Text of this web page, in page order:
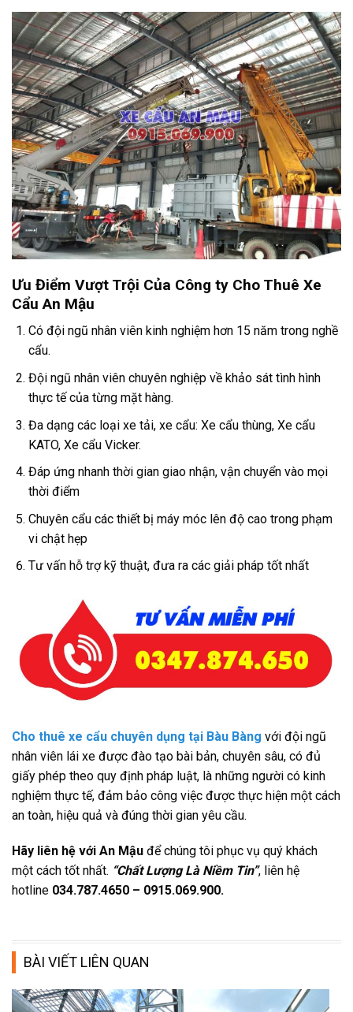
Ưu Điểm Vượt Trội Của Công ty Cho Thuê Xe
Cẩu An Mậu
Có đội ngũ nhân viên kinh nghiệm hơn 15 năm trong nghề
cẩu.
Đội ngũ nhân viên chuyên nghiệp về khảo sát tình hình
thực tế của từng mặt hàng.
Đa dạng các loại xe tải, xe cẩu: Xe cẩu thùng, Xe cẩu
KATO, Xe cẩu Vicker.
Đáp ứng nhanh thời gian giao nhận, vận chuyển vào mọi
thời điểm
Chuyên cẩu các thiết bị máy móc lên độ cao trong phạm
vi chật hẹp
Tư vấn hỗ trợ kỹ thuật, đưa ra các giải pháp tốt nhất
Cho thuê xe cẩu chuyên dụng tại Bàu Bàng với đội ngũ
nhân viên lái xe được đào tạo bài bản, chuyên sâu, có đủ
giấy phép theo quy định pháp luật, là những người có kinh
nghiệm thực tế, đảm bảo công việc được thực hiện một cách
an toàn, hiệu quả và đúng thời gian yêu cầu.
Hãy liên hệ với An Mậu để chúng tôi phục vụ quý khách
một cách tốt nhất. “Chất Lượng Là Niềm Tin”, liên hệ
hotline 034.787.4650 – 0915.069.900.
BÀI VIẾT LIÊN QUAN